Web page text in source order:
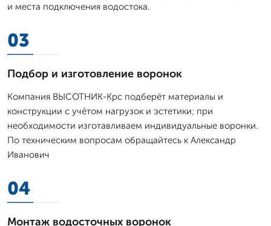
и места подключения водостока.
03
Подбор и изготовление воронок
Компания ВЫСОТНИК-Крс подберёт материалы и
конструкции с учётом нагрузок и эстетики; при
необходимости изготавливаем индивидуальные воронки.
По техническим вопросам обращайтесь к Александр
Иванович
04
Монтаж водосточных воронок